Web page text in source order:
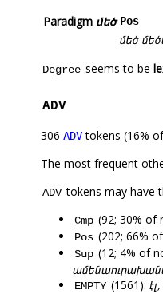
Paradigm մեծ Pos
մեծ
Degree seems to be
ADV
306 ADVtokens (16%
The most frequent
ADV tokens may have
Cmp (92; 30% of
Pos (202; 66%
Sup (12; 4% of
EMPTY (1561):